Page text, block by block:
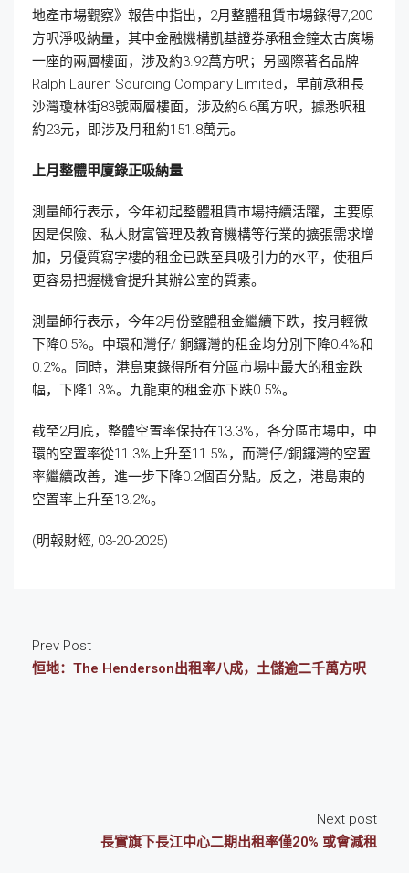
地產市場觀察》報告中指出，2月整體租賃市場錄得7,200
方呎淨吸納量，其中金融機構凱基證券承租金鐘太古廣場
一座的兩層樓面，涉及約3.92萬方呎；另國際著名品牌
Ralph Lauren Sourcing Company Limited，早前承租長
沙灣瓊林街83號兩層樓面，涉及約6.6萬方呎，據悉呎租
約23元，即涉及月租約151.8萬元。
上月整體甲廈錄正吸納量
測量師行表示，今年初起整體租賃市場持續活躍，主要原
因是保險、私人財富管理及教育機構等行業的擴張需求增
加，另優質寫字樓的租金已跌至具吸引力的水平，使租戶
更容易把握機會提升其辦公室的質素。
測量師行表示，今年2月份整體租金繼續下跌，按月輕微
下降0.5%。中環和灣仔/ 銅鑼灣的租金均分別下降0.4%和
0.2%。同時，港島東錄得所有分區市場中最大的租金跌
幅，下降1.3%。九龍東的租金亦下跌0.5%。
截至2月底，整體空置率保持在13.3%，各分區市場中，中
環的空置率從11.3%上升至11.5%，而灣仔/銅鑼灣的空置
率繼續改善，進一步下降0.2個百分點。反之，港島東的
空置率上升至13.2%。
(明報財經, 03-20-2025)
Prev Post
恒地：The Henderson出租率八成，土儲逾二千萬方呎
Next post
長實旗下長江中心二期出租率僅20% 或會減租